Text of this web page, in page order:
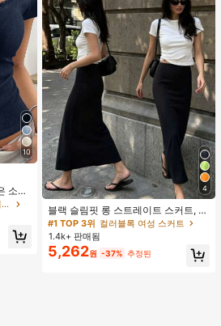
10
소매
반
나이트 아웃 여성 티셔츠
4
블랙 슬림핏 롱 스트레이트 스커트, 여
성 패션 폴리에스터 캐주얼 파티 스커
트, 다용도 및 귀여운, 일상 착용에 적
합, 여름 휴가. 해변, 음악 축제 및 여름
휴가에 완벽, 90년대
#1 TOP 3위 컬러블록 여성 스커트
1.4k+ 판매됨
5,262원 -37% 추정된